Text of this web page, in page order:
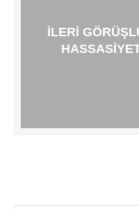
İLERI